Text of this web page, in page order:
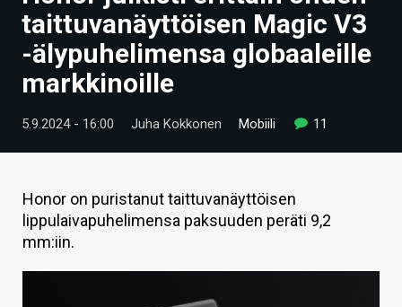
UUTISET
ARTIKKELIT
VIDEOT
TECHBBS
HINTA.FI
KAUPPA
VAIHDA TEEMA
taittuvanäyttöisen Magic V3
-älypuhelimensa globaaleille
markkinoille
5.9.2024 - 16:00 Juha Kokkonen Mobiili 11
Honor on puristanut taittuvanäyttöisen
lippulaivapuhelimensa paksuuden peräti 9,2
mm:iin.